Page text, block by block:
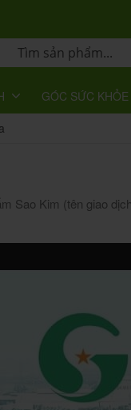
GÓC SỨC KHỎE
Sao Kim (tên giao